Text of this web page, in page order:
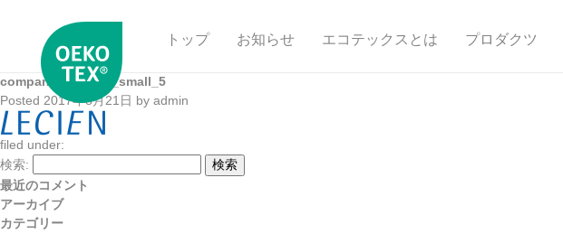
トップ お知らせ エコテックスとは プロダクツ
company_logo_t2_small_5
Posted 2017年8月21日 by admin
filed under:
検索:
検索
最近のコメント
アーカイブ
カテゴリー